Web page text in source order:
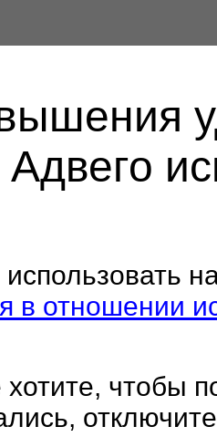
Адвего
в отношении
чтобы